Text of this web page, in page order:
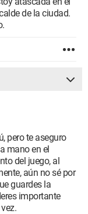
de la ciudad.
pero te aseguro
mano en el
del juego, al
aún no sé por
guardes la
importante